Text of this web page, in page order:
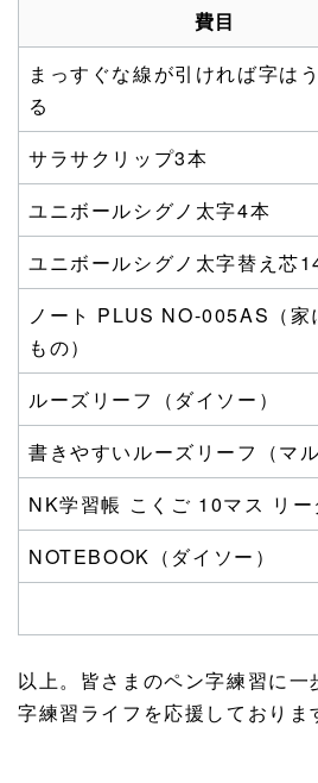
費目
まっすぐな線が引ければ字は
る
サラサクリップ3本
ユニボールシグノ太字4本
ユニボールシグノ太字替え芯
ノート PLUS NO-005AS（家
もの）
ルーズリーフ（ダイソー）
書きやすいルーズリーフ（マル
NK学習帳 こくご 10マス リー
NOTEBOOK（ダイソー）
以上。皆さまのペン字練習に一
字練習ライフを応援しておりま